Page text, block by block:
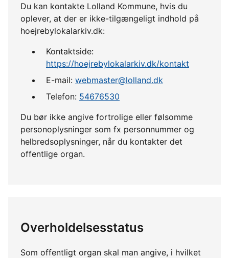
Du kan kontakte Lolland Kommune, hvis du
oplever, at der er ikke-tilgængeligt indhold på
hoejrebylokalarkiv.dk:
Kontaktside:
https://hoejrebylokalarkiv.dk/kontakt
E-mail: webmaster@lolland.dk
Telefon: 54676530
Du bør ikke angive fortrolige eller følsomme
personoplysninger som fx personnummer og
helbredsoplysninger, når du kontakter det
offentlige organ.
Overholdelsesstatus
Som offentligt organ skal man angive, i hvilket